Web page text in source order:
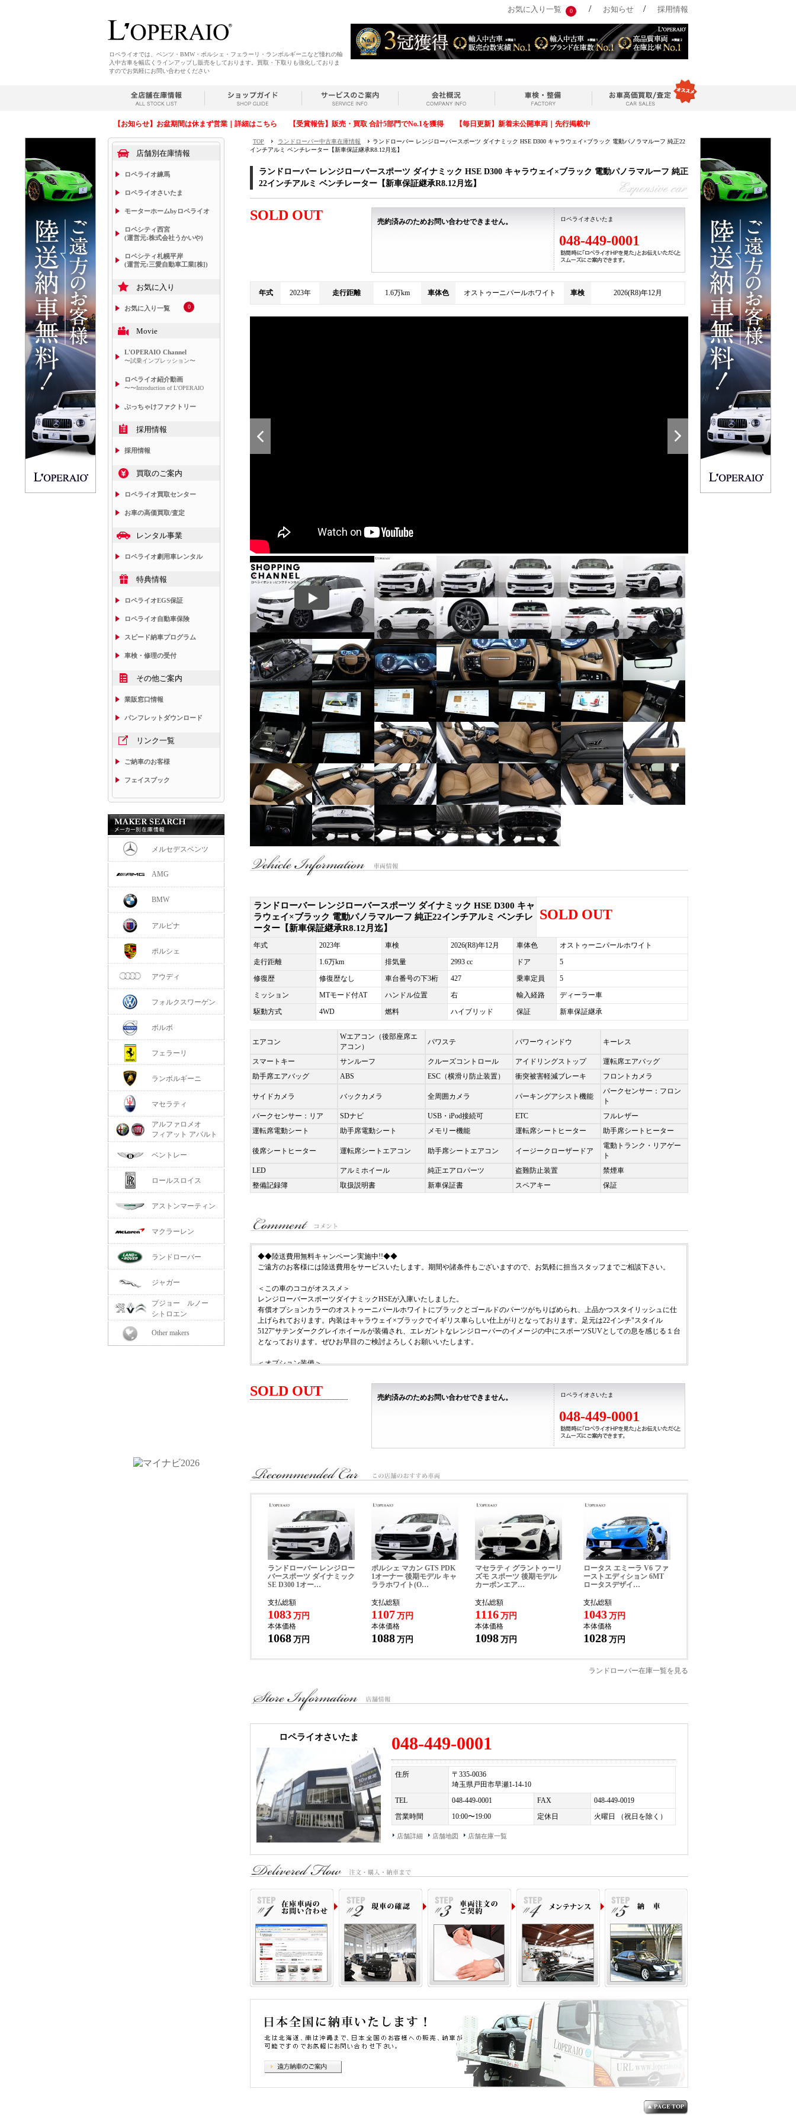
お気に入り一覧 0 / お知らせ / 採用情報
ロペライオでは、ベンツ・BMW・ポルシェ・フェラーリ・ランボルギーニなど憧れの輸
入中古車を幅広くラインアップし販売をしております。買取・下取りも強化しておりま
すのでお気軽にお問い合わせください
【お知らせ】お盆期間は休まず営業｜詳細はこちら 【受賞報告】販売・買取 合計5部門でNo.1を獲得 【毎日更新】新着未公開車両｜先行掲載中
TOP ランドローバー中古車在庫情報
ランドローバー レンジローバースポーツ ダイナミック HSE D300 キャラウェイ×ブラック 電動パノラマルーフ 純正22
インチアルミ ベンチレーター【新車保証継承R8.12月迄】
ランドローバー レンジローバースポーツ ダイナミック HSE D300 キャラウェイ×ブラック 電動パノラマルーフ 純正
22インチアルミ ベンチレーター【新車保証継承R8.12月迄】
SOLD OUT 売約済みのためお問い合わせできません。 ロペライオさいたま
048-449-0001
年式 2023年 走行距離 1.6万km 車体色 オストゥーニパールホワイト 車検 2026(R8)年12月
ランドローバー レンジローバースポーツ ダイナミック HSE D300 キャ
ラウェイ×ブラック 電動パノラマルーフ 純正22インチアルミ ベンチレ
ーター【新車保証継承R8.12月迄】
SOLD OUT
年式 2023年 車検 2026(R8)年12月 車体色
オストゥーニパールホワイト
走行距離
1.6万km 排気量 2993 cc ドア
5
修復歴
修復歴なし 車台番号の下3桁 427 乗車定員
5
ミッション
MTモード付AT ハンドル位置 右 輸入経路
ディーラー車
駆動方式
4WD 燃料 ハイブリッド 保証 新車保証継承
エアコン
Wエアコン（後部座席エ
アコン）
パワステ パワーウィンドウ キーレス
スマートキー サンルーフ クルーズコントロール アイドリングストップ
運転席エアバッグ
助手席エアバッグ
ABS ESC（横滑り防止装置） 衝突被害軽減ブレーキ フロントカメラ
サイドカメラ バックカメラ 全周囲カメラ パーキングアシスト機能
パークセンサー：フロン
ト
パークセンサー：リア
SDナビ USB・iPod接続可 ETC
フルレザー
運転席電動シート
助手席電動シート メモリー機能 運転席シートヒーター 助手席シートヒーター
後席シートヒーター 運転席シートエアコン 助手席シートエアコン イージークローザードア
電動トランク・リアゲー
ト
LED
アルミホイール 純正エアロパーツ 盗難防止装置
禁煙車
整備記録簿
取扱説明書 新車保証書 スペアキー 保証
◆◆陸送費用無料キャンペーン実施中!!◆◆
ご遠方のお客様には陸送費用をサービスいたします。期間や諸条件もございますので、お気軽に担当スタッフまでご相談下さい。
＜この車のココがオススメ＞
レンジローバースポーツダイナミックHSEが入庫いたしました。
有償オプションカラーのオストゥーニパールホワイトにブラックとゴールドのパーツがちりばめられ、上品かつスタイリッシュに仕
上げられております。内装はキャラウェイ×ブラックでイギリス車らしい仕上がりとなっております。足元は22インチ"スタイル
5127"サテンダークグレイホイールが装備され、エレガントなレンジローバーのイメージの中にスポーツSUVとしての息を感じる１台
となっております。ぜひお早目のご検討よろしくお願いいたします。
＜オプション装備＞
・スライディングパノラミックルーフ
・ClearSightインテリアリアビューミラー
・ヘッドアップディスプレイ
＜主要諸元＞
3.0L 直列6気筒DOHCターボ(ディーゼル)+モーター、エンジン:300ps/66.3kgm モーター:18ps/4.3kgm、全長×全幅×全高mm
4960×2005×1820mm、車両重量 2480kg（車検証記載値）
＜税込新車価格＞
￥13,640,000 ※オプション価格は含まれておりません。
撮影用スーツケース：幅42cm×高さ62cm×奥行26cm
『ロペライオ独自の「Ｓ．Ｎ．Ｐ」をご用意！ご購入車両を、その日に直ぐに乗ってお帰りいただけます。詳細はお問い合わせくだ
さい！』
株式会社ロペライオ
SOLD OUT 売約済みのためお問い合わせできません。 ロペライオさいたま
048-449-0001
ランドローバー レンジロー
バースポーツ ダイナミック
SE D300 1オー…
支払総額
1083 万円
本体価格
1068 万円
ポルシェ マカン GTS PDK
1オーナー 後期モデル キャ
ララホワイト(O…
支払総額
1107 万円
本体価格
1088 万円
マセラティ グラントゥーリ
ズモ スポーツ 後期モデル
カーボンエア…
支払総額
1116 万円
本体価格
1098 万円
ロータス エミーラ V6 ファ
ーストエディション 6MT
ロータスデザイ…
支払総額
1043 万円
本体価格
1028 万円
ランドローバー在庫一覧を見る
ロペライオさいたま 048-449-0001
住所
〒335-0036
埼玉県戸田市早瀬1-14-10
TEL
048-449-0001 FAX
048-449-0019
営業時間
10:00〜19:00 定休日 火曜日 （祝日を除く）
店舗詳細 店舗地図 店舗在庫一覧
店舗別在庫情報
ロペライオ練馬
ロペライオさいたま
モーターホームbyロペライオ
ロペシティ西宮
(運営元:株式会社うかいや)
ロペシティ札幌平岸
(運営元:三愛自動車工業[株])
お気に入り
お気に入り一覧 0
Movie
L'OPERAIO Channel
〜試乗インプレッション〜
ロペライオ紹介動画
〜〜Introduction of L'OPERAIO
ぶっちゃけファクトリー
採用情報
採用情報
買取のご案内
ロペライオ買取センター
お車の高価買取/査定
レンタル事業
ロペライオ劇用車レンタル
特典情報
ロペライオEGS保証
ロペライオ自動車保険
スピード納車プログラム
車検・修理の受付
その他ご案内
業販窓口情報
パンフレットダウンロード
リンク一覧
ご納車のお客様
フェイスブック
メルセデスベンツ
AMG
BMW
アルピナ
ポルシェ
アウディ
フォルクスワーゲン
ボルボ
フェラーリ
ランボルギーニ
マセラティ
アルファロメオ
フィアット アバルト
ベントレー
ロールスロイス
アストンマーティン
マクラーレン
ランドローバー
ジャガー
プジョー ルノー
シトロエン
Other makers